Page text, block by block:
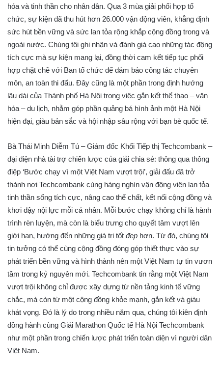
hóa và tinh thần cho nhân dân. Qua 3 mùa giải phối hợp tổ
chức, sự kiện đã thu hút hơn 26.000 vận động viên, khẳng định
sức hút bền vững và sức lan tỏa rộng khắp cộng đồng trong và
ngoài nước. Chúng tôi ghi nhận và đánh giá cao những tác động
tích cực mà sự kiện mang lại, đồng thời cam kết tiếp tục phối
hợp chặt chẽ với Ban tổ chức để đảm bảo công tác chuyên
môn, an toàn thi đấu. Đây cũng là một phần trong định hướng
lâu dài của Thành phố Hà Nội trong việc gắn kết thể thao – văn
hóa – du lịch, nhằm góp phần quảng bá hình ảnh một Hà Nội
hiện đại, giàu bản sắc và hội nhập sâu rộng với bạn bè quốc tế.
Bà Thái Minh Diễm Tú – Giám đốc Khối Tiếp thị Techcombank –
đại diện nhà tài trợ chiến lược của giải chia sẻ: thông qua thông
điệp ‘Bước chạy vì một Việt Nam vượt trội’, giải đấu đã trở
thành nơi Techcombank cùng hàng nghìn vận động viên lan tỏa
tinh thần sống tích cực, nâng cao thể chất, kết nối cộng đồng và
khơi dậy nội lực mỗi cá nhân. Mỗi bước chạy không chỉ là hành
trình rèn luyện, mà còn là biểu trưng cho quyết tâm vượt lên
giới hạn, hướng đến những giá trị tốt đẹp hơn. Từ đó, chúng tôi
tin tưởng có thể cùng cộng đồng đóng góp thiết thực vào sự
phát triển bền vững và hình thành nên một Việt Nam tự tin vươn
tầm trong kỷ nguyên mới. Techcombank tin rằng một Việt Nam
vượt trội không chỉ được xây dựng từ nền tảng kinh tế vững
chắc, mà còn từ một cộng đồng khỏe mạnh, gắn kết và giàu
khát vọng. Đó là lý do trong nhiều năm qua, chúng tôi kiên định
đồng hành cùng Giải Marathon Quốc tế Hà Nội Techcombank
như một phần trong chiến lược phát triển toàn diện vì người dân
Việt Nam.